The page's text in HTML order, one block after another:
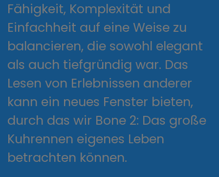
Fähigkeit, Komplexität und
Einfachheit auf eine Weise zu
balancieren, die sowohl elegant
als auch tiefgründig war. Das
Lesen von Erlebnissen anderer
kann ein neues Fenster bieten,
durch das wir Bone 2: Das große
Kuhrennen eigenes Leben
betrachten können.